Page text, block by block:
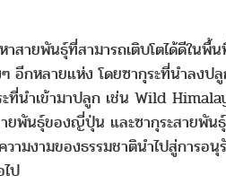
ายพันธุ์ที่สามารถเติบโตได้ดีในพื้
กหลายแห่ง โดยซากุระที่นำลงป
นำเข้ามาปลูก เช่น Wild
นธุ์ของญี่ปุ่น และซากุระสายพัน
มงามของธรรมชาตินำไปสู่การอ
ป